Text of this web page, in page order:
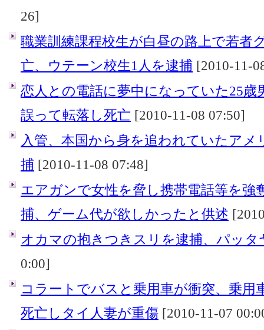
26]
職業訓練課程校生が白昼の路上で若者
亡、ウテーン校生1人を逮捕 [2010-11-
恋人との電話に夢中になっていた25歳
誤って転落し死亡 [2010-11-08 07:50]
入管、本国から身を追われていたアメ
捕 [2010-11-08 07:48]
エアガンで女性を脅し携帯電話等を強
捕、ゲーム代が欲しかったと供述
オカマの抱きつきスリを逮捕、パッタ
0:00]
コラートでバスと乗用車が衝突、乗用
死亡しタイ人妻が重傷 [2010-11-07